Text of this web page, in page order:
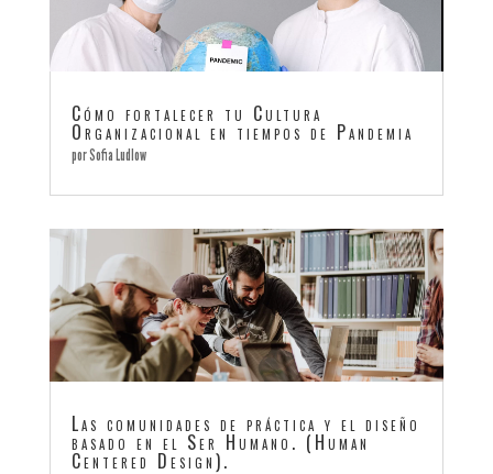
Cómo fortalecer tu Cultura
Organizacional en tiempos de Pandemia
porSofia Ludlow
Las comunidades de práctica y el diseño
basado en el Ser Humano. (Human
Centered Design).